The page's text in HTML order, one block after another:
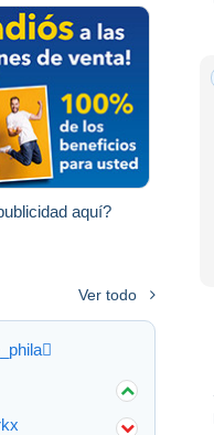
aquí?
Ver todo